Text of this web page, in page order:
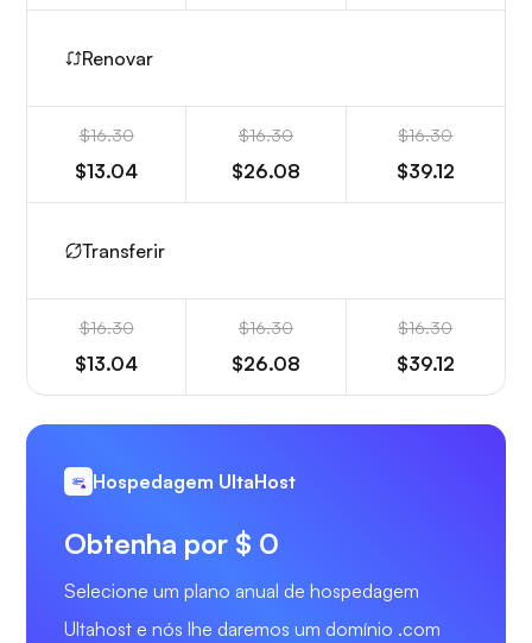
Renovar
$16.30
$13.04
$16.30
$26.08
$16.30
$39.12
Transferir
$16.30
$13.04
$16.30
$26.08
$16.30
$39.12
Hospedagem UltaHost
Obtenha por $ 0
Selecione um plano anual de hospedagem
Ultahost e nós lhe daremos um domínio .com